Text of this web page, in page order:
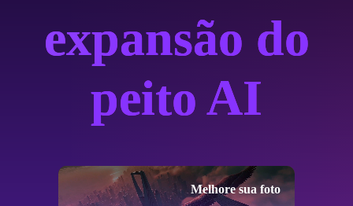
expansão do
peito AI
Melhore sua foto